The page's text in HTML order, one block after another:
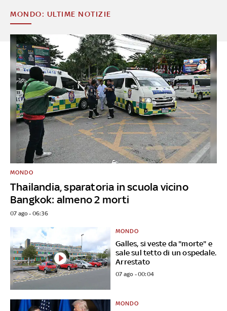
MONDO: ULTIME NOTIZIE
Thailandia, sparatoria in scuola vicino
Bangkok: almeno 2 morti
MONDO
07 ago - 06:36
Galles, si veste da "morte" e
sale sul tetto di un ospedale.
Arrestato
MONDO
07 ago - 00:04
MONDO